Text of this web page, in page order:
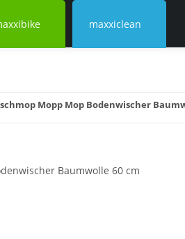
maxxiclean
Mopp Mop Bodenwischer